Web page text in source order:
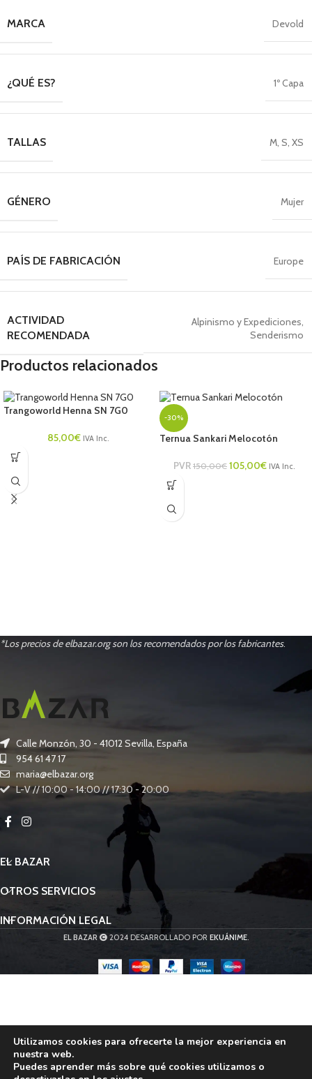
MARCA Devold
¿QUÉ ES? 1º Capa
TALLAS M, S, XS
GÉNERO Mujer
PAÍS DE FABRICACIÓN Europe
ACTIVIDAD
RECOMENDADA
Alpinismo y Expediciones,
Senderismo
Productos relacionados
Trangoworld Henna SN 7G0
85,00€ IVA Inc.
-30%
Ternua Sankari Melocotón
PVR 150,00€ 105,00€ IVA Inc.
*Los precios de elbazar.org son los recomendados por los fabricantes.
Calle Monzón, 30 - 41012 Sevilla, España
954 61 47 17
maria@elbazar.org
L-V // 10:00 - 14:00 // 17:30 - 20:00
EL BAZAR
OTROS SERVICIOS
INFORMACIÓN LEGAL
EL BAZAR 2024 DESARROLLADO POR EKUÁNIME
Utilizamos cookies para ofrecerte la mejor experiencia en
nuestra web.
Puedes aprender más sobre qué cookies utilizamos o